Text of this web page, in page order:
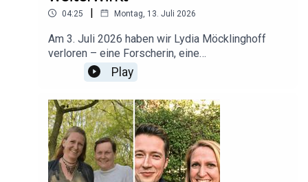
wird im Sinne ihrer FreundInnen und Familie
veröffentlicht. In Erinnerung an dich, liebe
Lydia.Zur Spendenkampagne:
https://www.gofundme.com/f/damit-lydias-
engagement-weiterwirkt
04:25 | Montag, 13. Juli 2026
Am 3. Juli 2026 haben wir Lydia Möcklinghoff
verloren – eine Forscherin, eine
Wissenschaftskommunikatorin und einen
Menschen, der mit Wissen, Herz und Humor viele
berührt hat. In ihrem Sinne möchten wir Projekte
fördern, die ihre Herzensanliegen weitertragen:
Forschung, Biodiversitätsschutz und die
Vermittlung von Wissen.Jede Spende hilft, ihr
Engagement weiterzutragen.Jetzt unterstützen:
https://gofund.me/58baeb6de
Play